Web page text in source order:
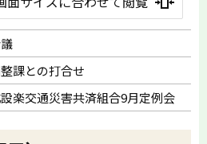
課との打合せ
楽交通災害共済組合9月定例会